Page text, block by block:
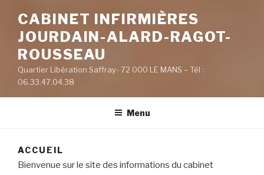
CABINET INFIRMIÈRES
JOURDAIN-ALARD-RAGOT-
ROUSSEAU
Quartier Libération Saffray- 72 000 LE MANS – Tél :
06.33.47.04.38
Menu
ACCUEIL
Bienvenue sur le site des informations du cabinet